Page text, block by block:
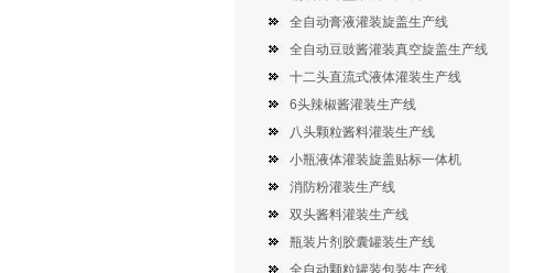
全自动膏液灌装旋盖生产线
全自动豆豉酱灌装真空旋盖生产线
十二头直流式液体灌装生产线
6头辣椒酱灌装生产线
八头颗粒酱料灌装生产线
小瓶液体灌装旋盖贴标一体机
消防粉灌装生产线
双头酱料灌装生产线
瓶装片剂胶囊罐装生产线
全自动颗粒罐装包装生产线